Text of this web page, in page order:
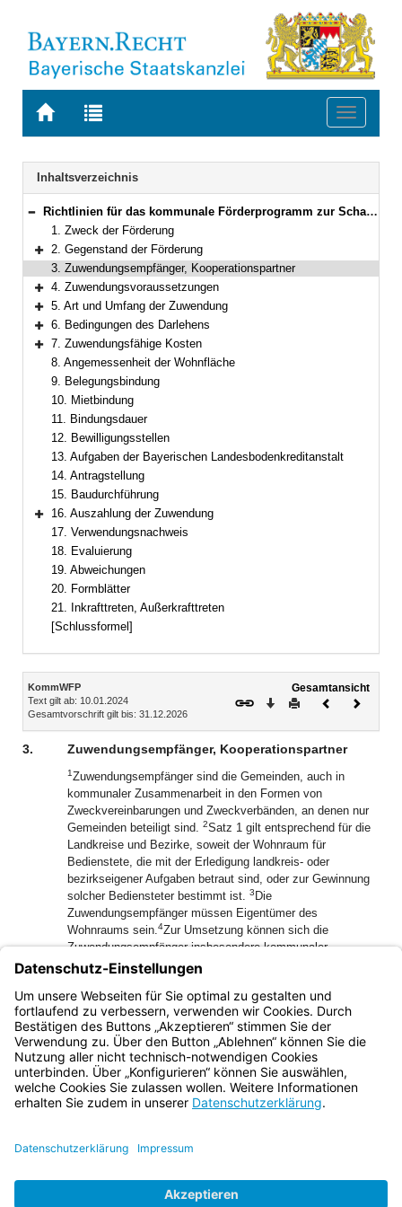
Zur
BAYERN.RECHT
Zur
letzten
Suche
Toggle
Navigation
Inhaltsverzeichnis
Bereich reduzieren
Richtlinien für das kommunale Förderprogramm zur Schaffung von Mietwohnraum in Bayern
1. Zweck der Förderung
Bereich erweitern
2. Gegenstand der Förderung
3. Zuwendungsempfänger, Kooperationspartner
Bereich erweitern
4. Zuwendungsvoraussetzungen
Bereich erweitern
5. Art und Umfang der Zuwendung
Bereich erweitern
6. Bedingungen des Darlehens
Bereich erweitern
7. Zuwendungsfähige Kosten
8. Angemessenheit der Wohnfläche
9. Belegungsbindung
10. Mietbindung
11. Bindungsdauer
12. Bewilligungsstellen
13. Aufgaben der Bayerischen Landesbodenkreditanstalt
14. Antragstellung
15. Baudurchführung
Bereich erweitern
16. Auszahlung der Zuwendung
17. Verwendungsnachweis
18. Evaluierung
19. Abweichungen
20. Formblätter
21. Inkrafttreten, Außerkrafttreten
[Schlussformel]
Inhalt
KommWFP
Text gilt ab: 10.01.2024
Gesamtvorschrift gilt bis: 31.12.2026
Gesamtansicht
Download
DruckenVorheriges
3. Zuwendungsempfänger, Kooperationspartner
1Zuwendungsempfänger sind die Gemeinden, auch in
kommunaler Zusammenarbeit in den Formen von
Zweckvereinbarungen und Zweckverbänden, an denen nur
Gemeinden beteiligt sind. 2Satz 1 gilt entsprechend für die
Landkreise und Bezirke, soweit der Wohnraum für
Bedienstete, die mit der Erledigung landkreis- oder
bezirkseigener Aufgaben betraut sind, oder zur Gewinnung
solcher Bediensteter bestimmt ist. 3 Die
Zuwendungsempfänger müssen Eigentümer des
Wohnraums sein.4Zur Umsetzung können sich die
Zuwendungsempfänger insbesondere kommunaler
Wohnungsbauunternehmen bedienen.
Kooperationspartner können auch die Kirchen durch die
Bereitstellung von Grundstücken in Erbpacht an die
Gemeinden beteiligt werden; Satz 2 bleibt unberührt.
Bayern.de
BayernPortal
Impressum